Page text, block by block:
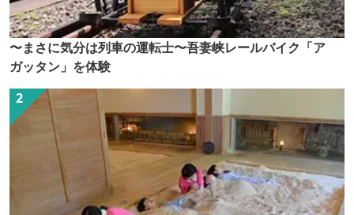
〜まさに気分は列車の運転士〜吾妻峡レールバイク「ア
ガッタン」を体験